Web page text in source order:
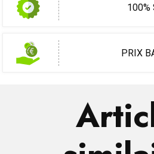
100%
PRIX